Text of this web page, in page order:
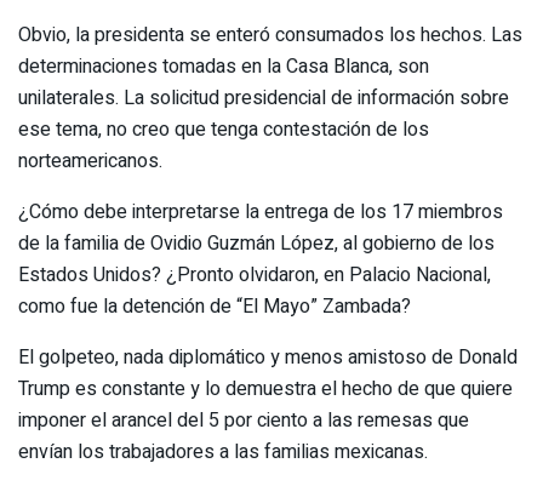
Obvio, la presidenta se enteró consumados los hechos. Las
determinaciones tomadas en la Casa Blanca, son
unilaterales. La solicitud presidencial de información sobre
ese tema, no creo que tenga contestación de los
norteamericanos.
¿Cómo debe interpretarse la entrega de los 17 miembros
de la familia de Ovidio Guzmán López, al gobierno de los
Estados Unidos? ¿Pronto olvidaron, en Palacio Nacional,
como fue la detención de “El Mayo” Zambada?
El golpeteo, nada diplomático y menos amistoso de Donald
Trump es constante y lo demuestra el hecho de que quiere
imponer el arancel del 5 por ciento a las remesas que
envían los trabajadores a las familias mexicanas.